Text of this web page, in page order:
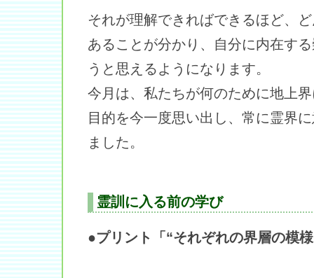
それが理解できればできるほど、
あることが分かり、自分に内在す
うと思えるようになります。
今月は、私たちが何のために地上
目的を今一度思い出し、常に霊界
ました。
霊訓に入る前の学び
●プリント「“それぞれの界層の模